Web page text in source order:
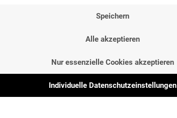
Speichern
Alle akzeptieren
Nur essenzielle Cookies akzeptieren
Individuelle Datenschutzeinstellungen